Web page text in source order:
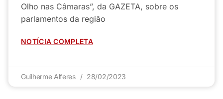
Olho nas Câmaras”, da GAZETA, sobre os
parlamentos da região
NOTÍCIA COMPLETA
Guilherme Alferes 28/02/2023